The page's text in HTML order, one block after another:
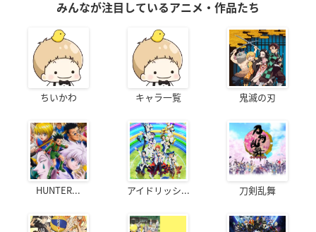
みんなが注目しているアニメ・作品たち
ちいかわ キャラ一覧 鬼滅の刃
HUNTER... アイドリッシ... 刀剣乱舞